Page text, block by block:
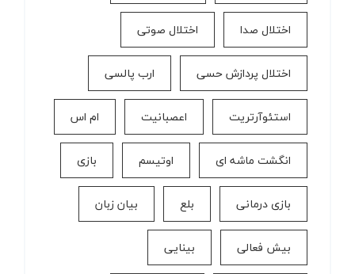
اختلال صدا اختلال صوتی
اختلال پردازش حسی ارب پالسی
استئوآرتریت اعصبانیت ام اس
انگشت ماشه ای اوتیسم بازی
بازی درمانی بلع بیان زبان
بیش فعالی بینایی